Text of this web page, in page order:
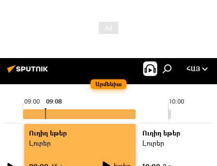
Արմենիա
ՀԱՅ
09:00 10:00
09:08
Ուղիղ եթեր
Լուրեր
Ուղիղ եթեր
Լուրեր